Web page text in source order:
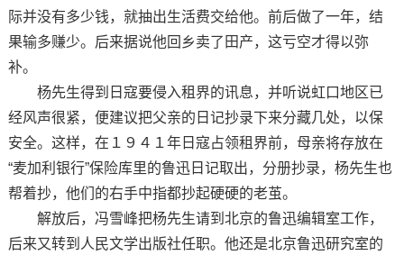
际并没有多少钱，就抽出生活费交给他。前后做了一年，结
果输多赚少。后来据说他回乡卖了田产，这亏空才得以弥
补。
杨先生得到日寇要侵入租界的讯息，并听说虹口地区已
经风声很紧，便建议把父亲的日记抄录下来分藏几处，以保
安全。这样，在１９４１年日寇占领租界前，母亲将存放在
“麦加利银行”保险库里的鲁迅日记取出，分册抄录，杨先生也
帮着抄，他们的右手中指都抄起硬硬的老茧。
解放后，冯雪峰把杨先生请到北京的鲁迅编辑室工作，
后来又转到人民文学出版社任职。他还是北京鲁迅研究室的